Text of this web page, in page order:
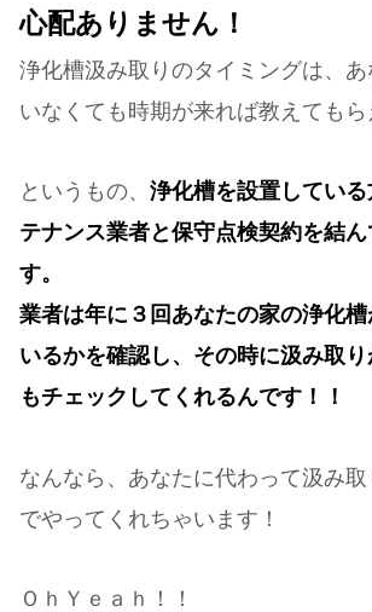
心配ありません！
浄化槽汲み取りのタイミングは、
いなくても時期が来れば教えてもら
というもの、 浄化槽を設置してい
テナンス業者と保守点検契約を結
す。
業者は年に３回あなたの家の浄化
いるかを確認し、その時に汲み取
もチェックしてくれるんです！！
なんなら、あなたに代わって汲み取
でやってくれちゃいます！
ＯｈＹｅａｈ！！